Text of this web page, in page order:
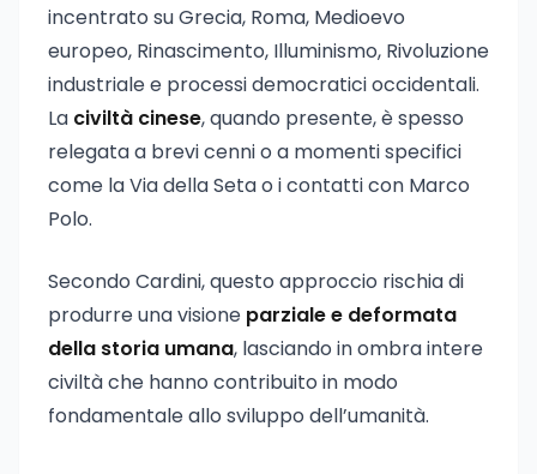
incentrato su Grecia, Roma, Medioevo
europeo, Rinascimento, Illuminismo, Rivoluzione
industriale e processi democratici occidentali.
La civiltà cinese, quando presente, è spesso
relegata a brevi cenni o a momenti specifici
come la Via della Seta o i contatti con Marco
Polo.
Secondo Cardini, questo approccio rischia di
produrre una visione parziale e deformata
della storia umana, lasciando in ombra intere
civiltà che hanno contribuito in modo
fondamentale allo sviluppo dell’umanità.